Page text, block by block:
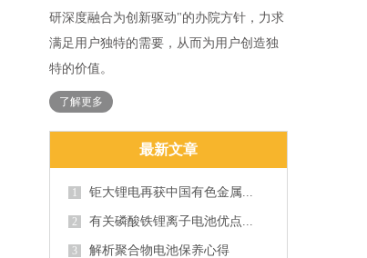
研深度融合为创新驱动"的办院方针，力求
满足用户独特的需要，从而为用户创造独
特的价值。
了解更多
最新文章
1 钜大锂电再获中国有色金属...
2 有关磷酸铁锂离子电池优点...
3 解析聚合物电池保养心得